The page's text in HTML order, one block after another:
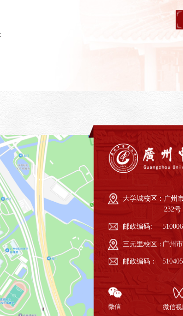
大学城校区： 广州
232号
邮政编码: 510006
三元里校区：广州
邮政编码： 510405
微信 微信